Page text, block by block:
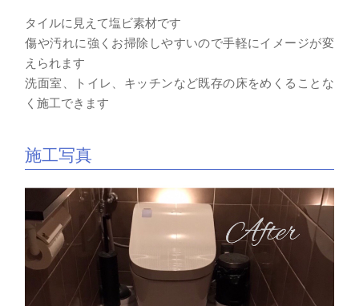
タイルに見えて塩ビ素材です
傷や汚れに強くお掃除しやすいので手軽にイメージが変
えられます
洗面室、トイレ、キッチンなど既存の床をめくることな
く施工できます
施工写真